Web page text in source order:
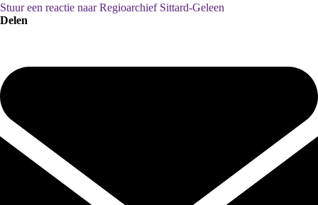
Stuur een reactie naar Regioarchief Sittard-Geleen
Delen